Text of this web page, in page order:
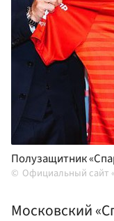
Полузащитник
Официальный сайт
Московский